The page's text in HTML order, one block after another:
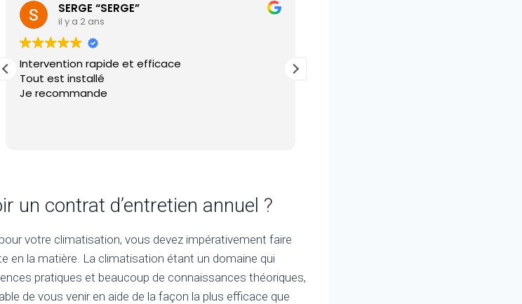
SERGE “SERGE”
il y a 2 ans
Intervention rapide et efficace
Tout est installé
Je recommande
un contrat d’entretien annuel ?
votre climatisation, vous devez impérativement faire
en la matière. La climatisation étant un domaine qui
pratiques et beaucoup de connaissances théoriques,
de vous venir en aide de la façon la plus efficace que